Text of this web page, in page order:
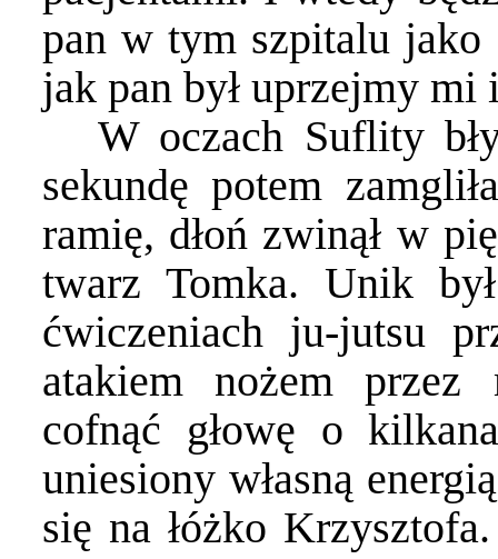
pan w tym szpitalu jako
jak pan był uprzejmy
W oczach Suflity
sekundę potem
ramię, dłoń zwinął w
twarz Tomka. Unik
ćwiczeniach ju-jutsu
atakiem nożem przez
cofnąć głowę o
uniesiony własną
się na łóżko